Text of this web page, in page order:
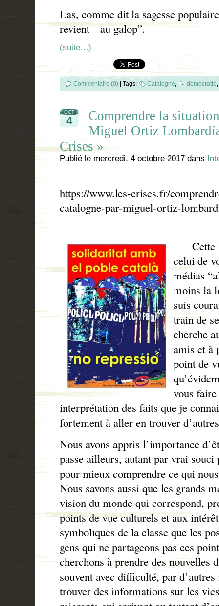
Las, comme dit la sagesse
revient au galop”.
(suite…)
Commentaire (0) | Tags: Catalogne, démocratie,
OCT
4
Comprendre la
Miguel Ortiz
Crises »
Publié le mercredi, 4 octobre 2017 dans
https://www.les-crises.fr/
catalogne-par-miguel-ortiz-
Cette
celui de
médias
moins la
suis
train de
cherche
amis et à
point de
vous
interprétation des faits que je
fortement à aller en trouver
Nous avons appris l’importance
passe ailleurs, autant par vrai
pour mieux comprendre ce qui
Nous savons aussi que les grands
vision du monde qui correspond,
points de vue culturels et aux
symboliques de la classe que les
gens qui ne partageons pas ces
cherchons à prendre des nouvelles
souvent avec difficulté, par
trouver des informations sur les